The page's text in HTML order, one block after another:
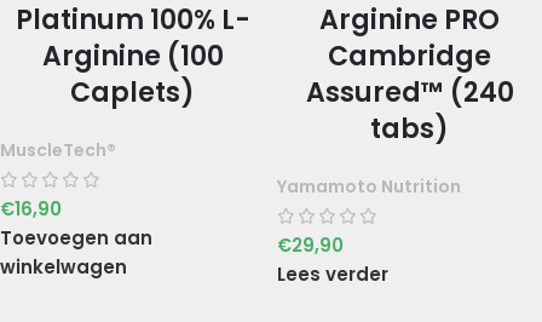
Platinum 100% L-
Arginine (100
Caplets)
MuscleTech®
€16,90
Toevoegen aan
winkelwagen
Arginine PRO
Cambridge
Assured™ (240
tabs)
Yamamoto Nutrition
€29,90
Lees verder